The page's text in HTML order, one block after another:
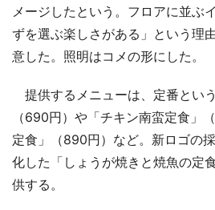
メージしたという。フロアに並ぶ
ずを選ぶ楽しさがある」という理
意した。照明はコメの形にした。
提供するメニューは、定番とい
（690円）や「チキン南蛮定食」
定食」（890円）など。新ロゴの
化した「しょうが焼きと焼魚の定
供する。